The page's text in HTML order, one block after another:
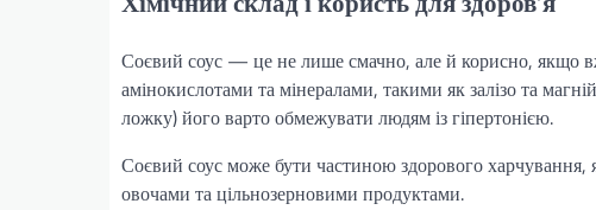
Соєвий соус — це не лише смачно, але й корисно, якщо
амінокислотами та мінералами, такими як залізо та
ложку) його варто обмежувати людям із гіпертонією.
Соєвий соус може бути частиною здорового харчування,
овочами та цільнозерновими продуктами.